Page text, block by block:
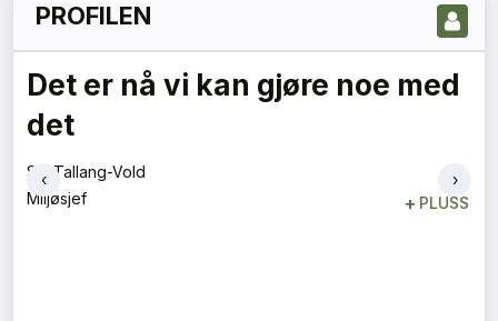
PROFILEN
+ PLUSS
Det er nå vi kan gjøre noe med
det
Siv Tallang-Vold
Miljøsjef
‹ ›